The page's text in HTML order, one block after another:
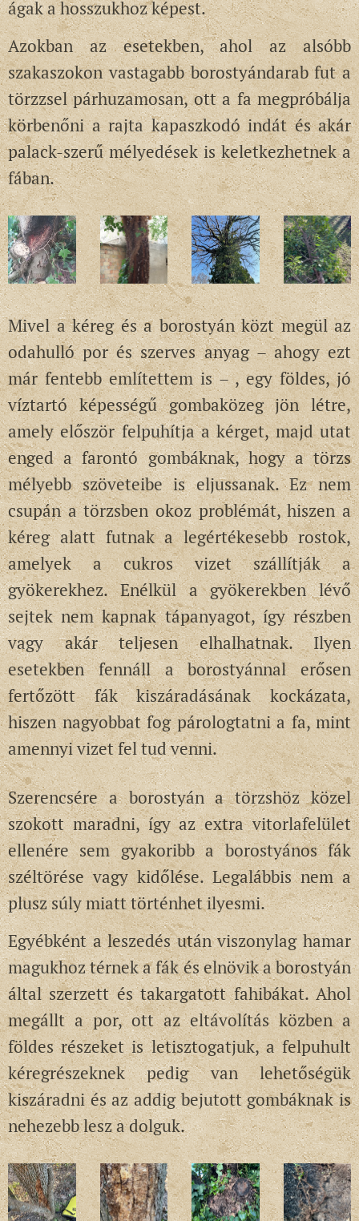
ágak a hosszukhoz képest.
Azokban az esetekben, ahol az alsóbb
szakaszokon vastagabb borostyándarab fut a
törzzsel párhuzamosan, ott a fa megpróbálja
körbenőni a rajta kapaszkodó indát és akár
palack-szerű mélyedések is keletkezhetnek a
fában.
Mivel a kéreg és a borostyán közt megül az
odahulló por és szerves anyag – ahogy ezt
már fentebb említettem is – , egy földes, jó
víztartó képességű gombaközeg jön létre,
amely először felpuhítja a kérget, majd utat
enged a farontó gombáknak, hogy a törzs
mélyebb szöveteibe is eljussanak. Ez nem
csupán a törzsben okoz problémát, hiszen a
kéreg alatt futnak a legértékesebb rostok,
amelyek a cukros vizet szállítják a
gyökerekhez. Enélkül a gyökerekben lévő
sejtek nem kapnak tápanyagot, így részben
vagy akár teljesen elhalhatnak. Ilyen
esetekben fennáll a borostyánnal erősen
fertőzött fák kiszáradásának kockázata,
hiszen nagyobbat fog párologtatni a fa, mint
amennyi vizet fel tud venni.
Szerencsére a borostyán a törzshöz közel
szokott maradni, így az extra vitorlafelület
ellenére sem gyakoribb a borostyános fák
széltörése vagy kidőlése. Legalábbis nem a
plusz súly miatt történhet ilyesmi.
Egyébként a leszedés után viszonylag hamar
magukhoz térnek a fák és elnövik a borostyán
által szerzett és takargatott fahibákat. Ahol
megállt a por, ott az eltávolítás közben a
földes részeket is letisztogatjuk, a felpuhult
kéregrészeknek pedig van lehetőségük
kiszáradni és az addig bejutott gombáknak is
nehezebb lesz a dolguk.